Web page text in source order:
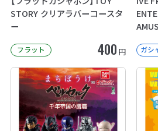
STORY クリアラバーコースタ
ー
フラット 400 円 ガシ